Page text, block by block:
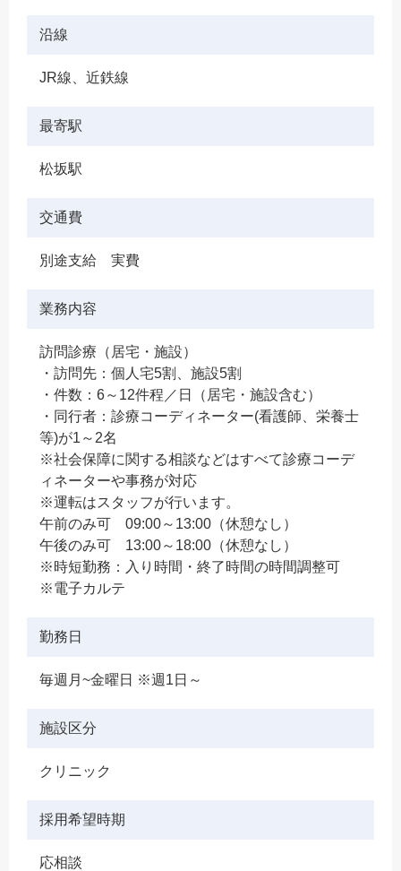
沿線
JR線、近鉄線
最寄駅
松坂駅
交通費
別途支給 実費
業務内容
訪問診療（居宅・施設）
・訪問先：個人宅5割、施設5割
・件数：6～12件程／日（居宅・施設含む）
・同行者：診療コーディネーター(看護師、栄養士
等)が1～2名
※社会保障に関する相談などはすべて診療コーデ
ィネーターや事務が対応
※運転はスタッフが行います。
午前のみ可 09:00～13:00（休憩なし）
午後のみ可 13:00～18:00（休憩なし）
※時短勤務：入り時間・終了時間の時間調整可
※電子カルテ
勤務日
毎週月~金曜日 ※週1日～
施設区分
クリニック
採用希望時期
応相談